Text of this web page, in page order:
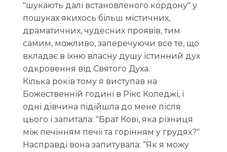
"шукають далі встановленого кордону" у
пошуках якихось більш містичних,
драматичних, чудесних проявів, тим
самим, можливо, заперечуючи все те, що
вкладає в їхню власну душу істинний дух
одкровення від Святого Духа.
Кілька років тому я виступав на
Божественній годині в Рікс Коледжі, і
одні дівчина підійшла до мене після
цього і запитала: "Брат Кові, яка різниця
між печінням печії та горінням у грудях?"
Насправді вона запитувала: “Як я можу